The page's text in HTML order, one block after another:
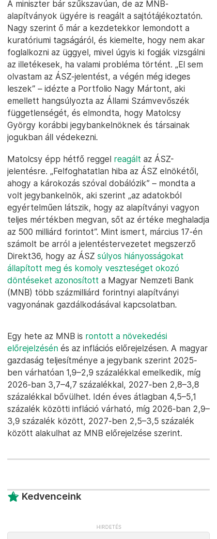
A miniszter bár szűkszavúan, de az MNB-
alapítványok ügyére is reagált a sajtótájékoztatón.
Nagy szerint ő már a kezdetekkor lemondott a
kuratóriumi tagságáról, és kiemelte, hogy nem akar
foglalkozni az üggyel, mivel úgyis ki fogják vizsgálni
az illetékesek, ha valami probléma történt. „El sem
olvastam az ÁSZ-jelentést, a végén még ideges
leszek” – idézte a Portfolio Nagy Mártont, aki
emellett hangsúlyozta az Állami Számvevőszék
függetlenségét, és elmondta, hogy Matolcsy
György korábbi jegybankelnöknek és társainak
jogukban áll védekezni.
Matolcsy épp hétfő reggel reagált az ÁSZ-
jelentésre. „Felfoghatatlan hiba az ÁSZ elnökétől,
ahogy a károkozás szóval dobálózik” – mondta a
volt jegybankelnök, aki szerint „az adatokból
egyértelműen látszik, hogy az alapítványi vagyon
teljes mértékben megvan, sőt az értéke meghaladja
az 500 milliárd forintot”. Mint ismert, március 17-én
számolt be arról a jelentéstervezetet megszerző
Direkt36, hogy az ÁSZ súlyos hiányosságokat
állapított meg és komoly veszteséget okozó
döntéseket azonosított a Magyar Nemzeti Bank
(MNB) több százmilliárd forintnyi alapítványi
vagyonának gazdálkodásával kapcsolatban.
Egy hete az MNB is rontott a növekedési
előrejelzésén és az inflációs előrejelzésen. A magyar
gazdaság teljesítménye a jegybank szerint 2025-
ben várhatóan 1,9–2,9 százalékkal emelkedik, míg
2026-ban 3,7–4,7 százalékkal, 2027-ben 2,8–3,8
százalékkal bővülhet. Idén éves átlagban 4,5–5,1
százalék közötti infláció várható, míg 2026-ban 2,9–
3,9 százalék között, 2027-ben 2,5–3,5 százalék
között alakulhat az MNB előrejelzése szerint.
Kedvenceink